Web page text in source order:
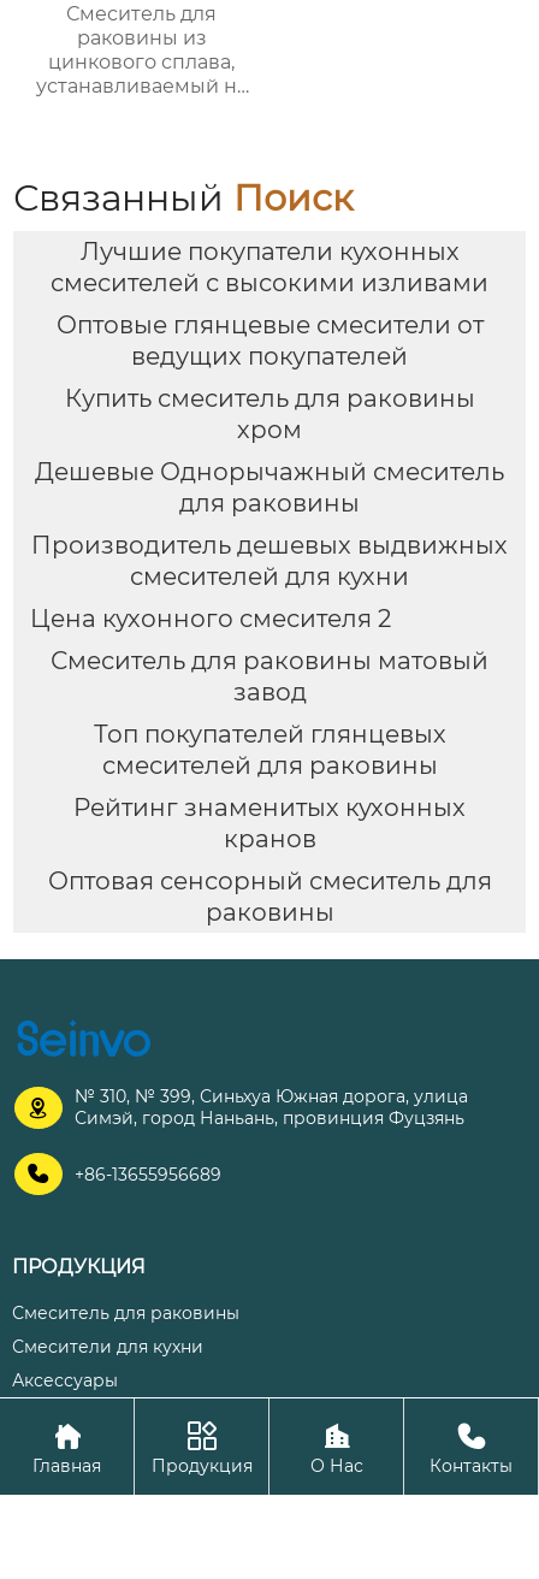
Смеситель для
раковины из
цинкового сплава,
устанавливаемый на
Связанный Поиск
Лучшие покупатели кухонных
смесителей с высокими изливами
Оптовые глянцевые смесители от
ведущих покупателей
Купить смеситель для раковины
хром
Дешевые Однорычажный смеситель
для раковины
Производитель дешевых выдвижных
смесителей для кухни
Цена кухонного смесителя 2
Смеситель для раковины матовый
завод
Топ покупателей глянцевых
смесителей для раковины
Рейтинг знаменитых кухонных
кранов
Оптовая сенсорный смеситель для
раковины

№ 310, № 399, Синьхуа Южная дорога, улица
Симэй, город Наньань, провинция Фуцзянь
 +86-13655956689
ПРОДУКЦИЯ
Смеситель для раковины
Смесители для кухни
Аксессуары
Авторское право©ООО Цюаньчжоу Шэнхуа Кухня и ванная
комната

Главная

Продукция

О Нас

Контакты